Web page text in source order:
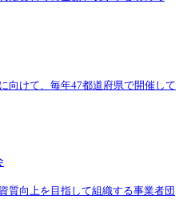
向けて、毎年47都道府県で開催して
質向上を目指して組織する事業者団